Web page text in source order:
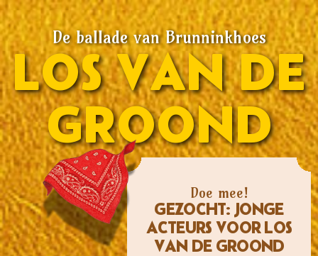
De ballade van Brunninkhoes
LOS VAN DE
GROOND
Doe mee!
GEZOCHT: JONGE
ACTEURS VOOR LOS
VAN DE GROOND